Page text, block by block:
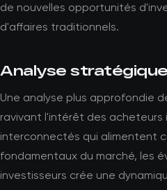
de nouvelles opportunités
d'affaires traditionnels.
Analyse stratégique
Une analyse plus approfondie
ravivant l'intérêt des acheteurs
interconnectés qui alimentent
fondamentaux du marché, les
investisseurs crée une